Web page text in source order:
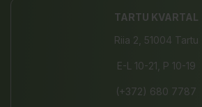
TARTU KVARTAL
Riia 2, 51004 Tartu
E-L 10-21, P 10-19
(+372) 680 7787